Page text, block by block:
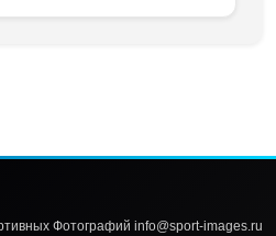
Фотографий info@sport-images.ru